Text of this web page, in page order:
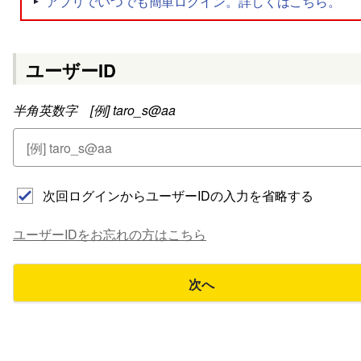
ユーザーID
半角英数字 [例] taro_s@aa
次回ログインからユーザーIDの入力を省略する
ユーザーIDをお忘れの方はこちら
次へ